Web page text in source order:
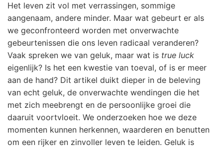
Het leven zit vol met verrassingen, sommige
aangenaam, andere minder. Maar wat gebeurt er als
we geconfronteerd worden met onverwachte
gebeurtenissen die ons leven radicaal veranderen?
Vaak spreken we van geluk, maar wat is true luck
eigenlijk? Is het een kwestie van toeval, of is er meer
aan de hand? Dit artikel duikt dieper in de beleving
van echt geluk, de onverwachte wendingen die het
met zich meebrengt en de persoonlijke groei die
daaruit voortvloeit. We onderzoeken hoe we deze
momenten kunnen herkennen, waarderen en benutten
om een rijker en zinvoller leven te leiden. Geluk is